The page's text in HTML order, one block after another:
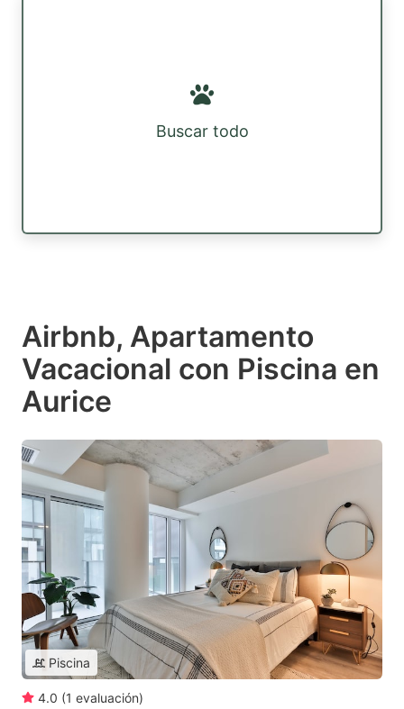
Buscar todo
Airbnb, Apartamento
Vacacional con Piscina en
Aurice
Piscina
4.0 (1 evaluación)